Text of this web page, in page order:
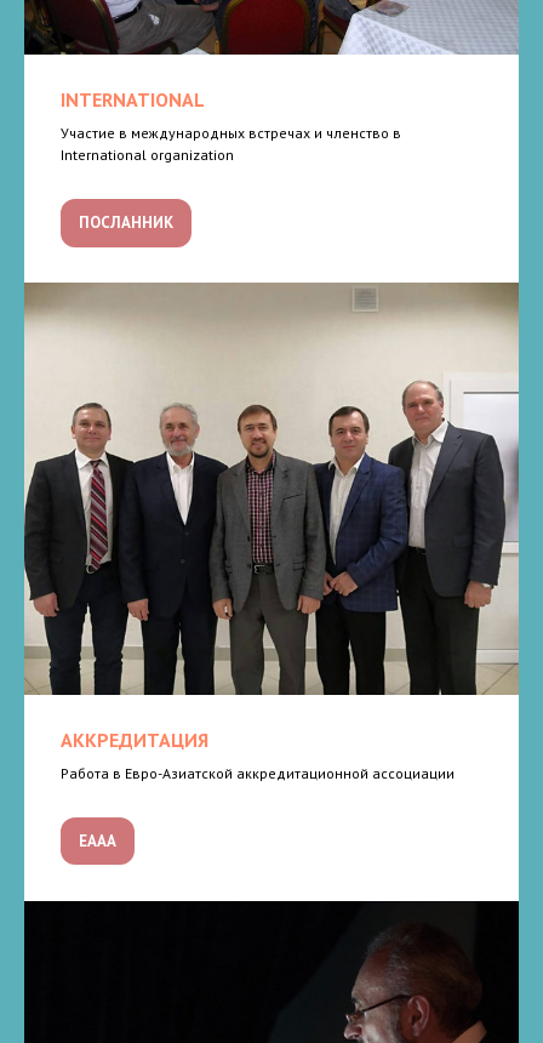
INTERNATIONAL
Участие в международных встречах и членство в
International organization
ПОСЛАННИК
АККРЕДИТАЦИЯ
Работа в Евро-Азиатской аккредитационной ассоциации
ЕААА